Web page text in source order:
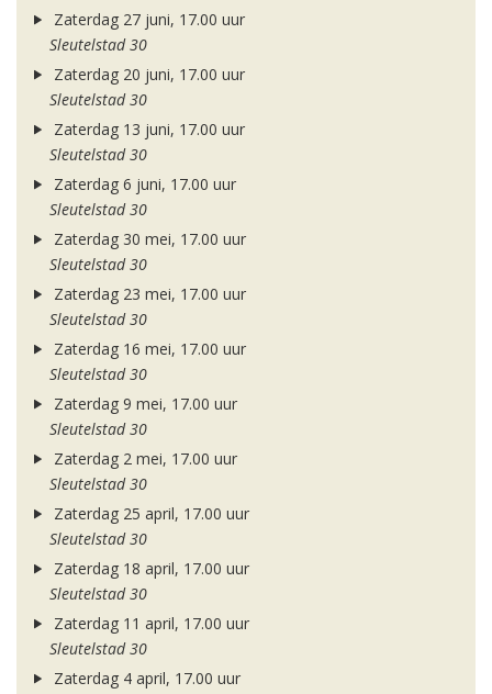
Zaterdag 27 juni, 17.00 uur
Sleutelstad 30
Zaterdag 20 juni, 17.00 uur
Sleutelstad 30
Zaterdag 13 juni, 17.00 uur
Sleutelstad 30
Zaterdag 6 juni, 17.00 uur
Sleutelstad 30
Zaterdag 30 mei, 17.00 uur
Sleutelstad 30
Zaterdag 23 mei, 17.00 uur
Sleutelstad 30
Zaterdag 16 mei, 17.00 uur
Sleutelstad 30
Zaterdag 9 mei, 17.00 uur
Sleutelstad 30
Zaterdag 2 mei, 17.00 uur
Sleutelstad 30
Zaterdag 25 april, 17.00 uur
Sleutelstad 30
Zaterdag 18 april, 17.00 uur
Sleutelstad 30
Zaterdag 11 april, 17.00 uur
Sleutelstad 30
Zaterdag 4 april, 17.00 uur